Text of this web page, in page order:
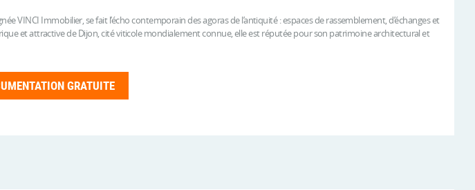
VINCI Immobilier, se fait l’écho contemporain des agoras de l’antiquité : espaces de rassemblement, d’échanges et
et attractive de Dijon, cité viticole mondialement connue, elle est réputée pour son patrimoine architectural et
GRATUITE